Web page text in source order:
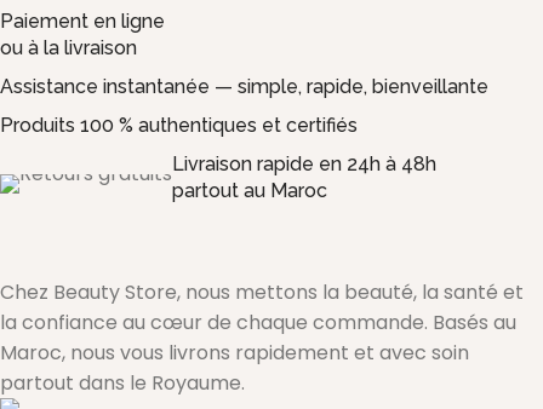
Paiement en ligne
ou à la livraison
Assistance instantanée — simple, rapide, bienveillante
Produits 100 % authentiques et certifiés
Livraison rapide en 24h à 48h
partout au Maroc
Chez Beauty Store, nous mettons la beauté, la santé et
la confiance au cœur de chaque commande. Basés au
Maroc, nous vous livrons rapidement et avec soin
partout dans le Royaume.